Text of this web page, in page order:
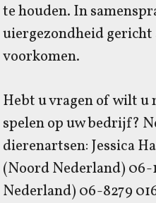
te houden. In
uiergezondheid gericht
voorkomen.
Hebt u vragen of wilt u
spelen op uw bedrijf?
dierenartsen: Jessica
(Noord Nederland) 06-
Nederland) 06-8279